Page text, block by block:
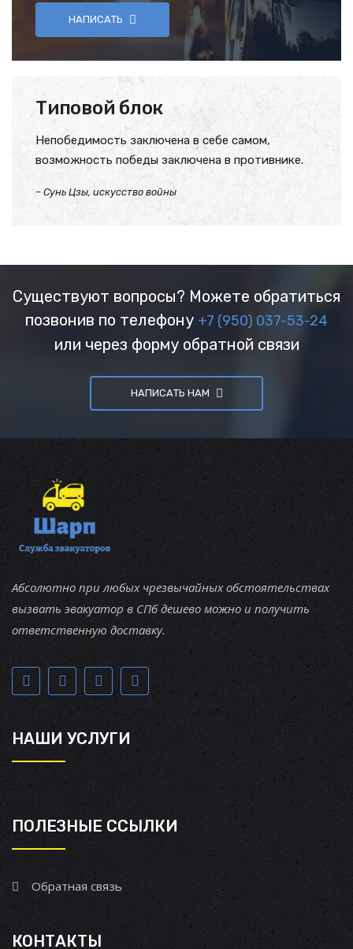
НАПИСАТЬ
Типовой блок
Непобедимость заключена в себе самом,
возможность победы заключена в противнике.
– Сунь Цзы, искусство войны
Существуют вопросы? Можете обратиться
позвонив по телефону +7 (950) 037-53-24
или через форму обратной связи
НАПИСАТЬ НАМ
Абсолютно при любых чрезвычайных обстоятельствах
вызвать эвакуатор в СПб дешево можно и получить
ответственную доставку.
НАШИ УСЛУГИ
ПОЛЕЗНЫЕ ССЫЛКИ
Обратная связь
КОНТАКТЫ